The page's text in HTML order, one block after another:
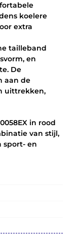
koelere
extra
tailleband
en
De
aan de
uittrekken,
in rood
van stijl,
sport- en